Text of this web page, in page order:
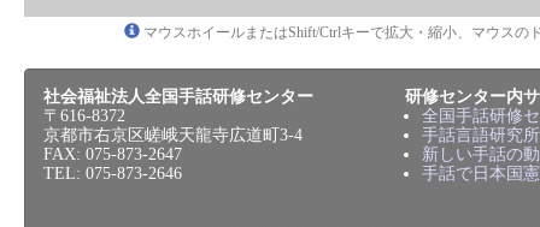
マウスホイールまたはShift/Ctrlキーで拡大・縮小、マウスの
社会福祉法人全国手話研修センター
〒616-8372
京都市右京区嵯峨天龍寺広道町3-4
FAX: 075-873-2647
TEL: 075-873-2646
研修センター内
全国手話研修
手話言語研究所
新しい手話の
手話で日本国